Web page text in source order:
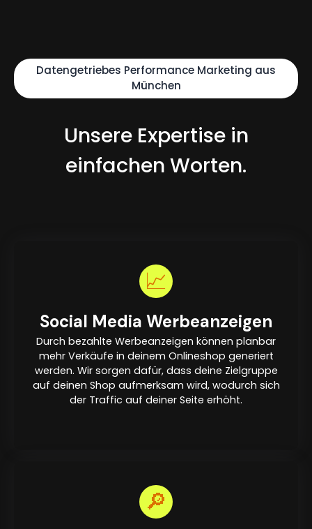
Datengetriebes Performance Marketing aus
München
Unsere Expertise in
einfachen Worten.
📈
Social Media Werbeanzeigen
Durch bezahlte Werbeanzeigen können planbar
mehr Verkäufe in deinem Onlineshop generiert
werden. Wir sorgen dafür, dass deine Zielgruppe
auf deinen Shop aufmerksam wird, wodurch sich
der Traffic auf deiner Seite erhöht.
🔎